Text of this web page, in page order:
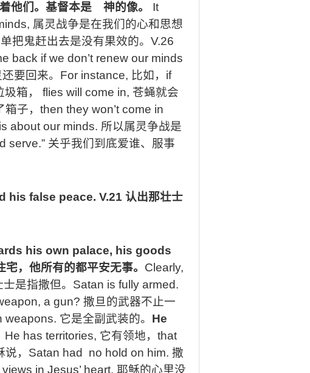
他们。基督本是 神的像。
It
属灵战争是在我们的心和思想
把鬼赶出去是没有果效的。 V.26
back if we don’t renew our minds
要回来。 For instance, 比如， if
箱， flies will come in, 苍蝇就会
子， then they won’t come in
about our minds. 所以属灵争战是
serve.” 关乎我们到底爱谁、服事
his false peace. V.21 认出那壮士
his own palace, his goods
，他所有的都平安无事。 Clearly,
是指撒但。 Satan is fully armed.
a gun? 撒旦的武器不止一
weapons. 它是全副武装的。 He
He has territories, 它有领地， that
， Satan had no hold on him. 撒
in Jesus’ heart. 耶稣的心里没